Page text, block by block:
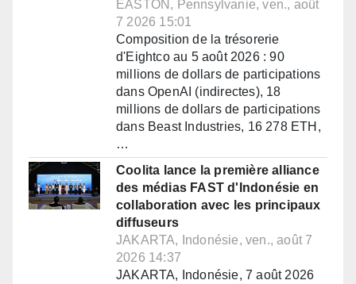
EASTON, Pennsylvanie, ven., août
7 2026 15:01
Composition de la trésorerie
d'Eightco au 5 août 2026 : 90
millions de dollars de participations
dans OpenAI (indirectes), 18
millions de dollars de participations
dans Beast Industries, 16 278 ETH,
…
Coolita lance la première alliance
des médias FAST d'Indonésie en
collaboration avec les principaux
diffuseurs
JAKARTA, Indonésie, ven., août 7
2026 14:37
JAKARTA, Indonésie, 7 août 2026